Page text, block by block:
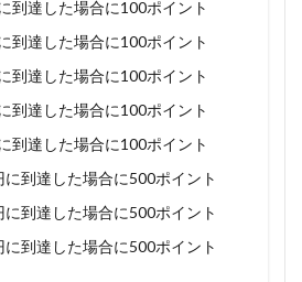
到達した場合に100ポイント
到達した場合に100ポイント
到達した場合に100ポイント
到達した場合に100ポイント
到達した場合に100ポイント
到達した場合に500ポイント
到達した場合に500ポイント
到達した場合に500ポイント